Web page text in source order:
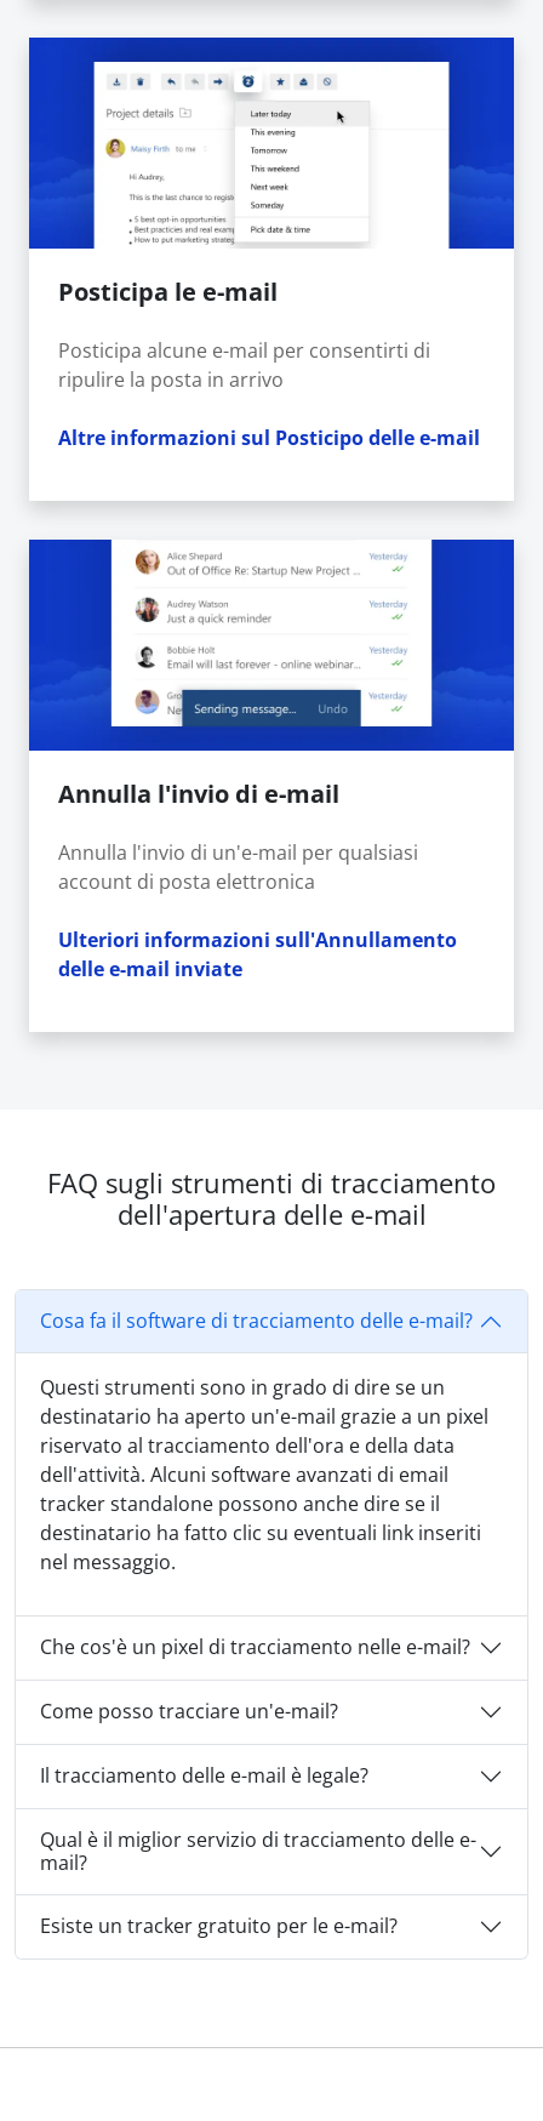
Posticipa le e-mail
Posticipa alcune e-mail per consentirti di
ripulire la posta in arrivo
Altre informazioni sul Posticipo delle e-mail
Annulla l'invio di e-mail
Annulla l'invio di un'e-mail per qualsiasi
account di posta elettronica
Ulteriori informazioni sull'Annullamento
delle e-mail inviate
FAQ sugli strumenti di tracciamento
dell'apertura delle e-mail
Cosa fa il software di tracciamento delle e-mail?
Questi strumenti sono in grado di dire se un
destinatario ha aperto un'e-mail grazie a un pixel
riservato al tracciamento dell'ora e della data
dell'attività. Alcuni software avanzati di email
tracker standalone possono anche dire se il
destinatario ha fatto clic su eventuali link inseriti
nel messaggio.
Che cos'è un pixel di tracciamento nelle e-mail?
Come posso tracciare un'e-mail?
Il tracciamento delle e-mail è legale?
Qual è il miglior servizio di tracciamento delle e-
mail?
Esiste un tracker gratuito per le e-mail?